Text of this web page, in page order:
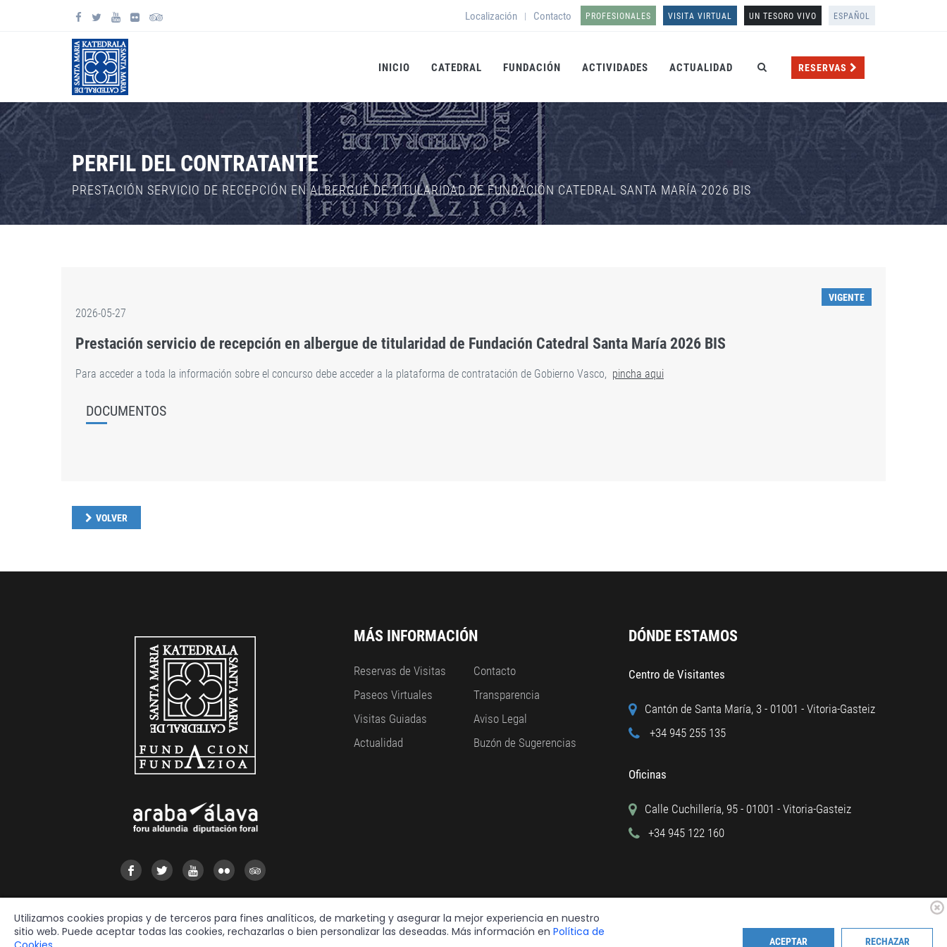
Localización | Contacto PROFESIONALES VISITA VIRTUAL UN TESORO VIVO ESPAÑOL
INICIO CATEDRAL FUNDACIÓN ACTIVIDADES ACTUALIDAD RESERVAS
PERFIL DEL CONTRATANTE
PRESTACIÓN SERVICIO DE RECEPCIÓN EN ALBERGUE DE TITULARIDAD DE FUNDACIÓN CATEDRAL SANTA MARÍA 2026 BIS
VIGENTE
2026-05-27
Prestación servicio de recepción en albergue de titularidad de Fundación Catedral Santa María 2026 BIS
Para acceder a toda la información sobre el concurso debe acceder a la plataforma de contratación de Gobierno Vasco, pincha aqui
DOCUMENTOS
VOLVER
MÁS INFORMACIÓN
Reservas de Visitas
Paseos Virtuales
Visitas Guiadas
Actualidad
Contacto
Transparencia
Aviso Legal
Buzón de Sugerencias
DÓNDE ESTAMOS
Centro de Visitantes
Cantón de Santa María, 3 - 01001 - Vitoria-Gasteiz
+34 945 255 135
Oficinas
Calle Cuchillería, 95 - 01001 - Vitoria-Gasteiz
+34 945 122 160
Utilizamos cookies propias y de terceros para fines analíticos, de marketing y asegurar la mejor experiencia en nuestro
sitio web. Puede aceptar todas las cookies, rechazarlas o bien personalizar las deseadas. Más información en Política de
ACEPTAR RECHAZAR